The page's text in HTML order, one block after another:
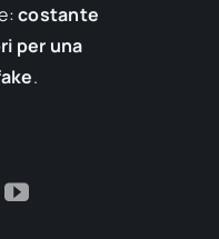
costante
per una
.